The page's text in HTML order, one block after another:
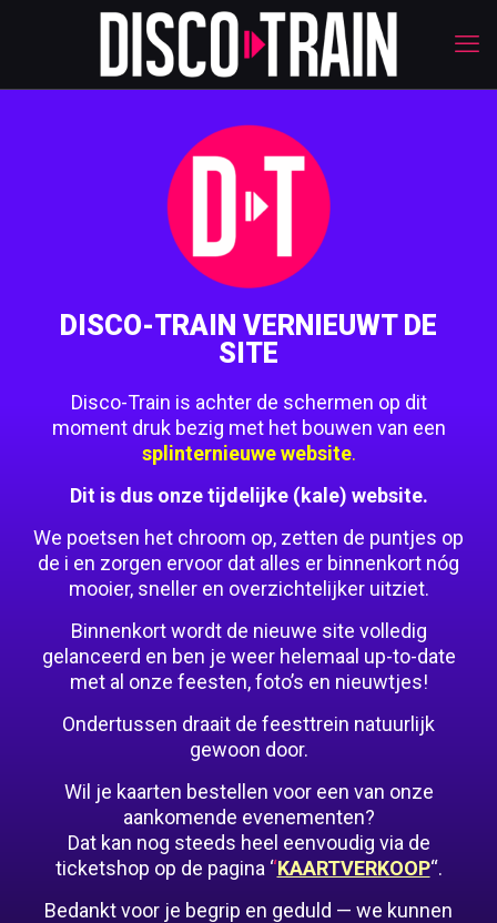
DISCO-TRAIN VERNIEUWT DE
SITE
Disco-Train is achter de schermen op dit
moment druk bezig met het bouwen van een
splinternieuwe website.
Dit is dus onze tijdelijke (kale) website.
We poetsen het chroom op, zetten de puntjes op
de i en zorgen ervoor dat alles er binnenkort nóg
mooier, sneller en overzichtelijker uitziet.
Binnenkort wordt de nieuwe site volledig
gelanceerd en ben je weer helemaal up-to-date
met al onze feesten, foto’s en nieuwtjes!
Ondertussen draait de feesttrein natuurlijk
gewoon door.
Wil je kaarten bestellen voor een van onze
aankomende evenementen?
Dat kan nog steeds heel eenvoudig via de
ticketshop op de pagina ‘‘KAARTVERKOOP“.
Bedankt voor je begrip en geduld — we kunnen